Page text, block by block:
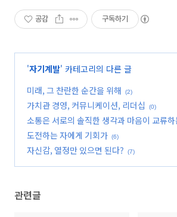
공감 구독하기
'자기계발' 카테고리의 다른 글
미래, 그 찬란한 순간을 위해
(2)
가치관 경영, 커뮤니케이션, 리더십 (0)
소통은 서로의 솔직한 생각과 마음이 교류하
(5)
도전하는 자에게 기회가 (6)
자신감, 열정만 있으면 된다? (7)
관련글